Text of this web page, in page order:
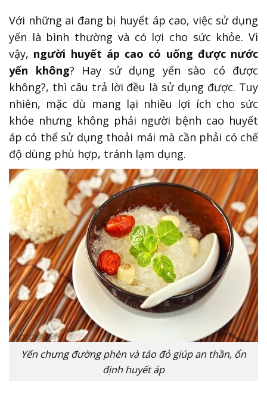
Với những ai đang bị huyết áp cao, việc sử dụng
yến là bình thường và có lợi cho sức khỏe. Vì
vậy, người huyết áp cao có uống được nước
yến không? Hay sử dụng yến sào có được
không?, thì câu trả lời đều là sử dụng được. Tuy
nhiên, mặc dù mang lại nhiều lợi ích cho sức
khỏe nhưng không phải người bệnh cao huyết
áp có thể sử dụng thoải mái mà cần phải có chế
độ dùng phù hợp, tránh lạm dụng.
Yến chưng đường phèn và táo đỏ giúp an thần, ổn
định huyết áp